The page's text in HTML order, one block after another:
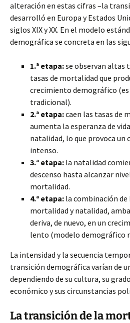
alteración en estas cifras –la
desarrolló en Europa y Estados
siglos XIX y XX. En el modelo
demográfica se concreta en las
1.ª etapa:se observan altas
tasas de mortalidad que
crecimiento demográfico
tradicional).
2.ª etapa:caen las tasas de
aumenta la esperanza de
natalidad, lo que provoca
intenso.
3.ª etapa: la natalidad
descenso hasta alcanzar
mortalidad.
4.ª etapa: la combinación de
mortalidad y natalidad,
deriva, de nuevo, en un
lento (modelo demográfico
La intensidad y la secuencia
transición demográfica varían de
dependiendo de su cultura, su
económico y sus circunstancias
La transición de la